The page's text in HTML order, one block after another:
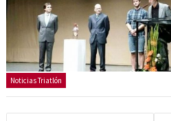
Noticias Triatlón